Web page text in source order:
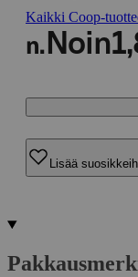
Kaikki Coop-
n. Noin
Lisää